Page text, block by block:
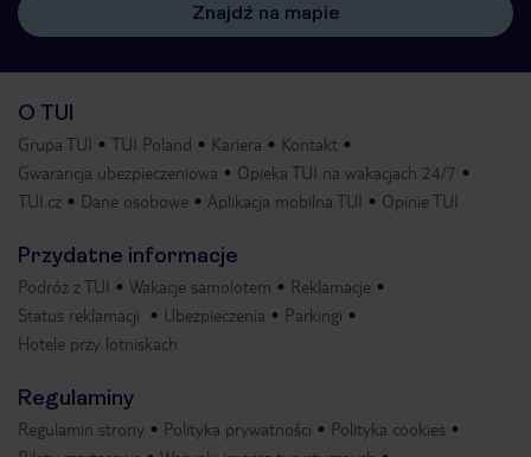
Znajdź na mapie
O TUI
Grupa TUI TUI Poland Kariera
Kontakt
Gwarancja ubezpieczeniowa
Opieka TUI na wakacjach 24/7
TUI.cz
Dane osobowe Aplikacja mobilna TUI Opinie TUI
Przydatne informacje
Podróż z TUI Wakacje samolotem
Reklamacje
Status reklamacji
Ubezpieczenia
Parkingi
Hotele przy lotniskach
Regulaminy
Regulamin strony Polityka prywatności
Polityka cookies